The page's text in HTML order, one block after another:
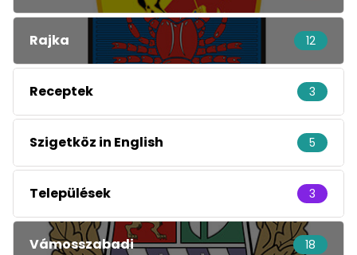
Rajka 12
Receptek 3
Szigetköz in English 5
Települések 3
Vámosszabadi 18